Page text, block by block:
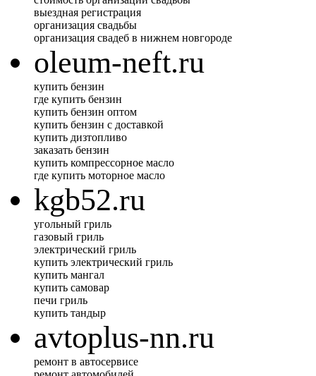
выездная регистрация
организация свадьбы
организация свадеб в нижнем новгороде
oleum-neft.ru
купить бензин
где купить бензин
купить бензин оптом
купить бензин с доставкой
купить дизтопливо
заказать бензин
купить компрессорное масло
где купить моторное масло
kgb52.ru
угольный гриль
газовый гриль
электрический гриль
купить электрический гриль
купить мангал
купить самовар
печи гриль
купить тандыр
avtoplus-nn.ru
ремонт в автосервисе